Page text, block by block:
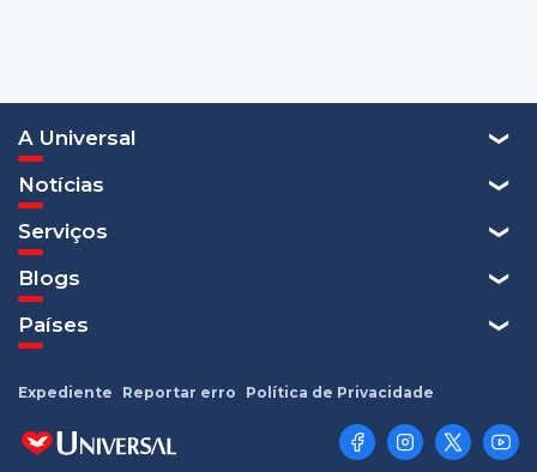
A Universal
Notícias
Serviços
Blogs
Países
Expediente Reportar erro Política de Privacidade